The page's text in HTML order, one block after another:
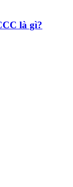
là gì?